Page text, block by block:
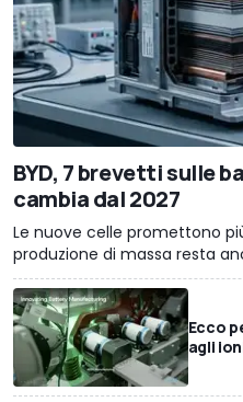
BYD, 7 brevetti sulle
cambia dal 2027
Le nuove celle promettono
produzione di massa resta
Ecco
agli